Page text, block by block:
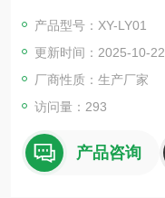
产品型号：XY-LY01
更新时间：2025-10-22
厂商性质：生产厂家
访问量：293
产品咨询